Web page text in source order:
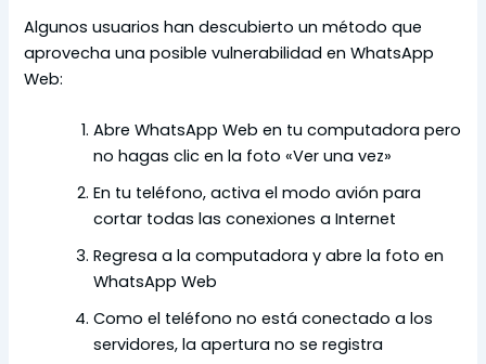
Algunos usuarios han descubierto un método que
aprovecha una posible vulnerabilidad en WhatsApp
Web:
Abre WhatsApp Web en tu computadora pero
no hagas clic en la foto «Ver una vez»
En tu teléfono, activa el modo avión para
cortar todas las conexiones a Internet
Regresa a la computadora y abre la foto en
WhatsApp Web
Como el teléfono no está conectado a los
servidores, la apertura no se registra